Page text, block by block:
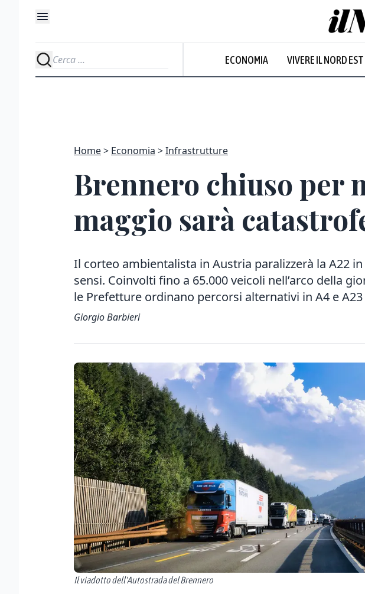
ECONOMIA VIVERE IL NORD EST
Home Economia Infrastrutture
Brennero chiuso per
maggio sarà
Il corteo ambientalista in Austria paralizzerà la A22
sensi. Coinvolti fino a 65.000 veicoli nell’arco della
le Prefetture ordinano percorsi alternativi in A4 e
Giorgio Barbieri
Il viadotto dell'Autostrada del Brennero